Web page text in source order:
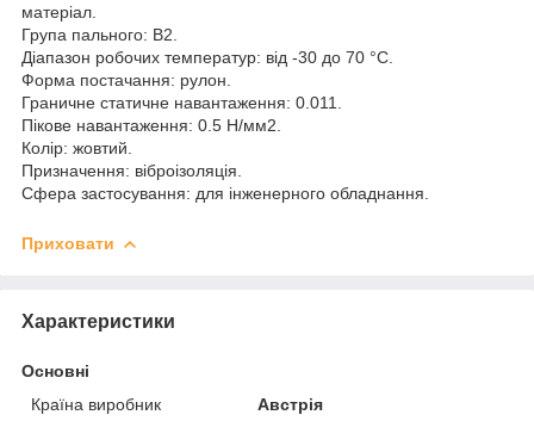
матеріал.
Група пального: В2.
Діапазон робочих температур: від -30 до 70 °C.
Форма постачання: рулон.
Граничне статичне навантаження: 0.011.
Пікове навантаження: 0.5 Н/мм2.
Колір: жовтий.
Призначення: віброізоляція.
Сфера застосування: для інженерного обладнання.
Приховати
Характеристики
Основні
Країна виробник
Австрія